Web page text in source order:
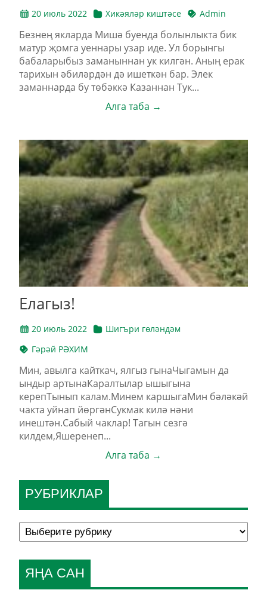
20 июль 2022 Хикәяләр киштәсе Admin
Безнең якларда Мишә буенда болынлыкта бик
матур җомга уеннары узар иде. Ул борынгы
бабаларыбыз заманыннан ук килгән. Аның ерак
тарихын әбиләрдән дә ишеткән бар. Элек
заманнарда бу төбәккә Казаннан Тук...
Алга таба →
Елагыз!
20 июль 2022
Шигъри гөләндәм
Гәрәй РӘХИМ
Мин, авылга кайткач, ялгыз гынаЧыгамын да
ындыр артынаКаралтылар ышыгына
керепТынып калам.Минем каршыгаМин бәләкәй
чакта уйнап йөргәнСукмак килә нәни
инештән.Сабый чаклар! Тагын сезгә
килдем,Яшеренеп...
Алга таба →
РУБРИКЛАР
ЯҢА САН